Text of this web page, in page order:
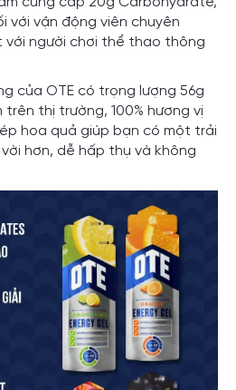
với vận động viên chuyên
với người chơi thể thao thông
của OTE có trọng lượng 56g
thị trường, 100% hương vị
hoa quả giúp bạn có một trải
hơn, dễ hấp thụ và không